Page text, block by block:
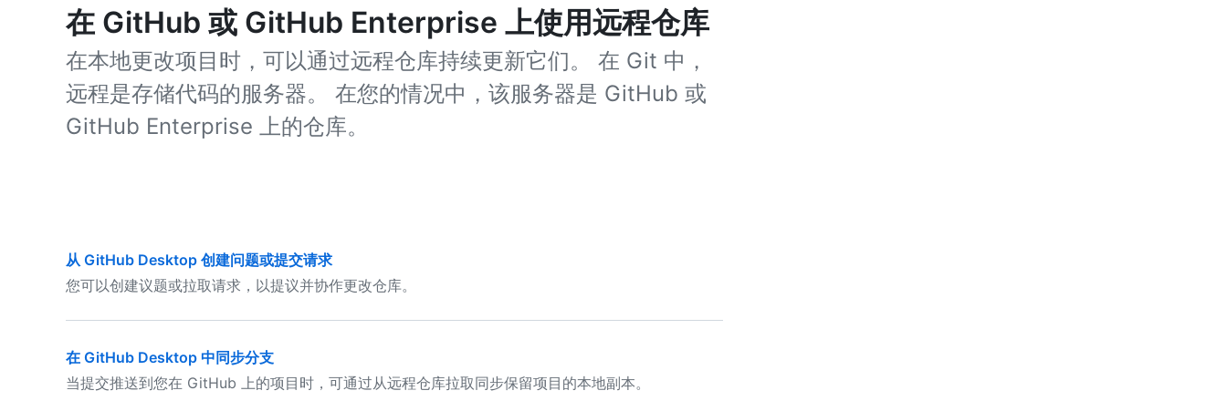
在 GitHub 或 GitHub Enterprise 上使用远程仓库
在本地更改项目时，可以通过远程仓库持续更新它们。 在 Git 中，
远程是存储代码的服务器。 在您的情况中，该服务器是 GitHub 或
GitHub Enterprise 上的仓库。
从 GitHub Desktop 创建问题或提交请求
您可以创建议题或拉取请求，以提议并协作更改仓库。
在 GitHub Desktop 中同步分支
当提交推送到您在 GitHub 上的项目时，可通过从远程仓库拉取同步保留项目的本地副本。